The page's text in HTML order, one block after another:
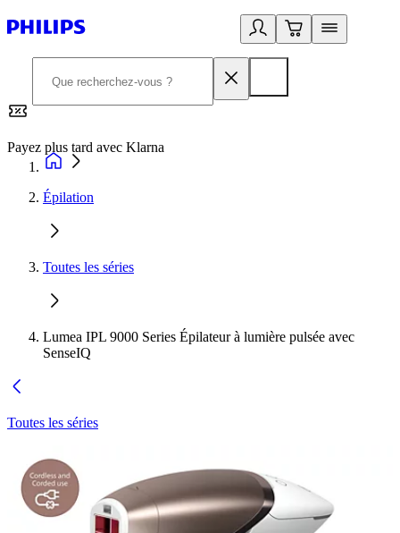
Payez plus tard avec Klarna
Épilation
Toutes les séries
Lumea IPL 9000 Series Épilateur à lumière pulsée avec
SenseIQ
Toutes les séries